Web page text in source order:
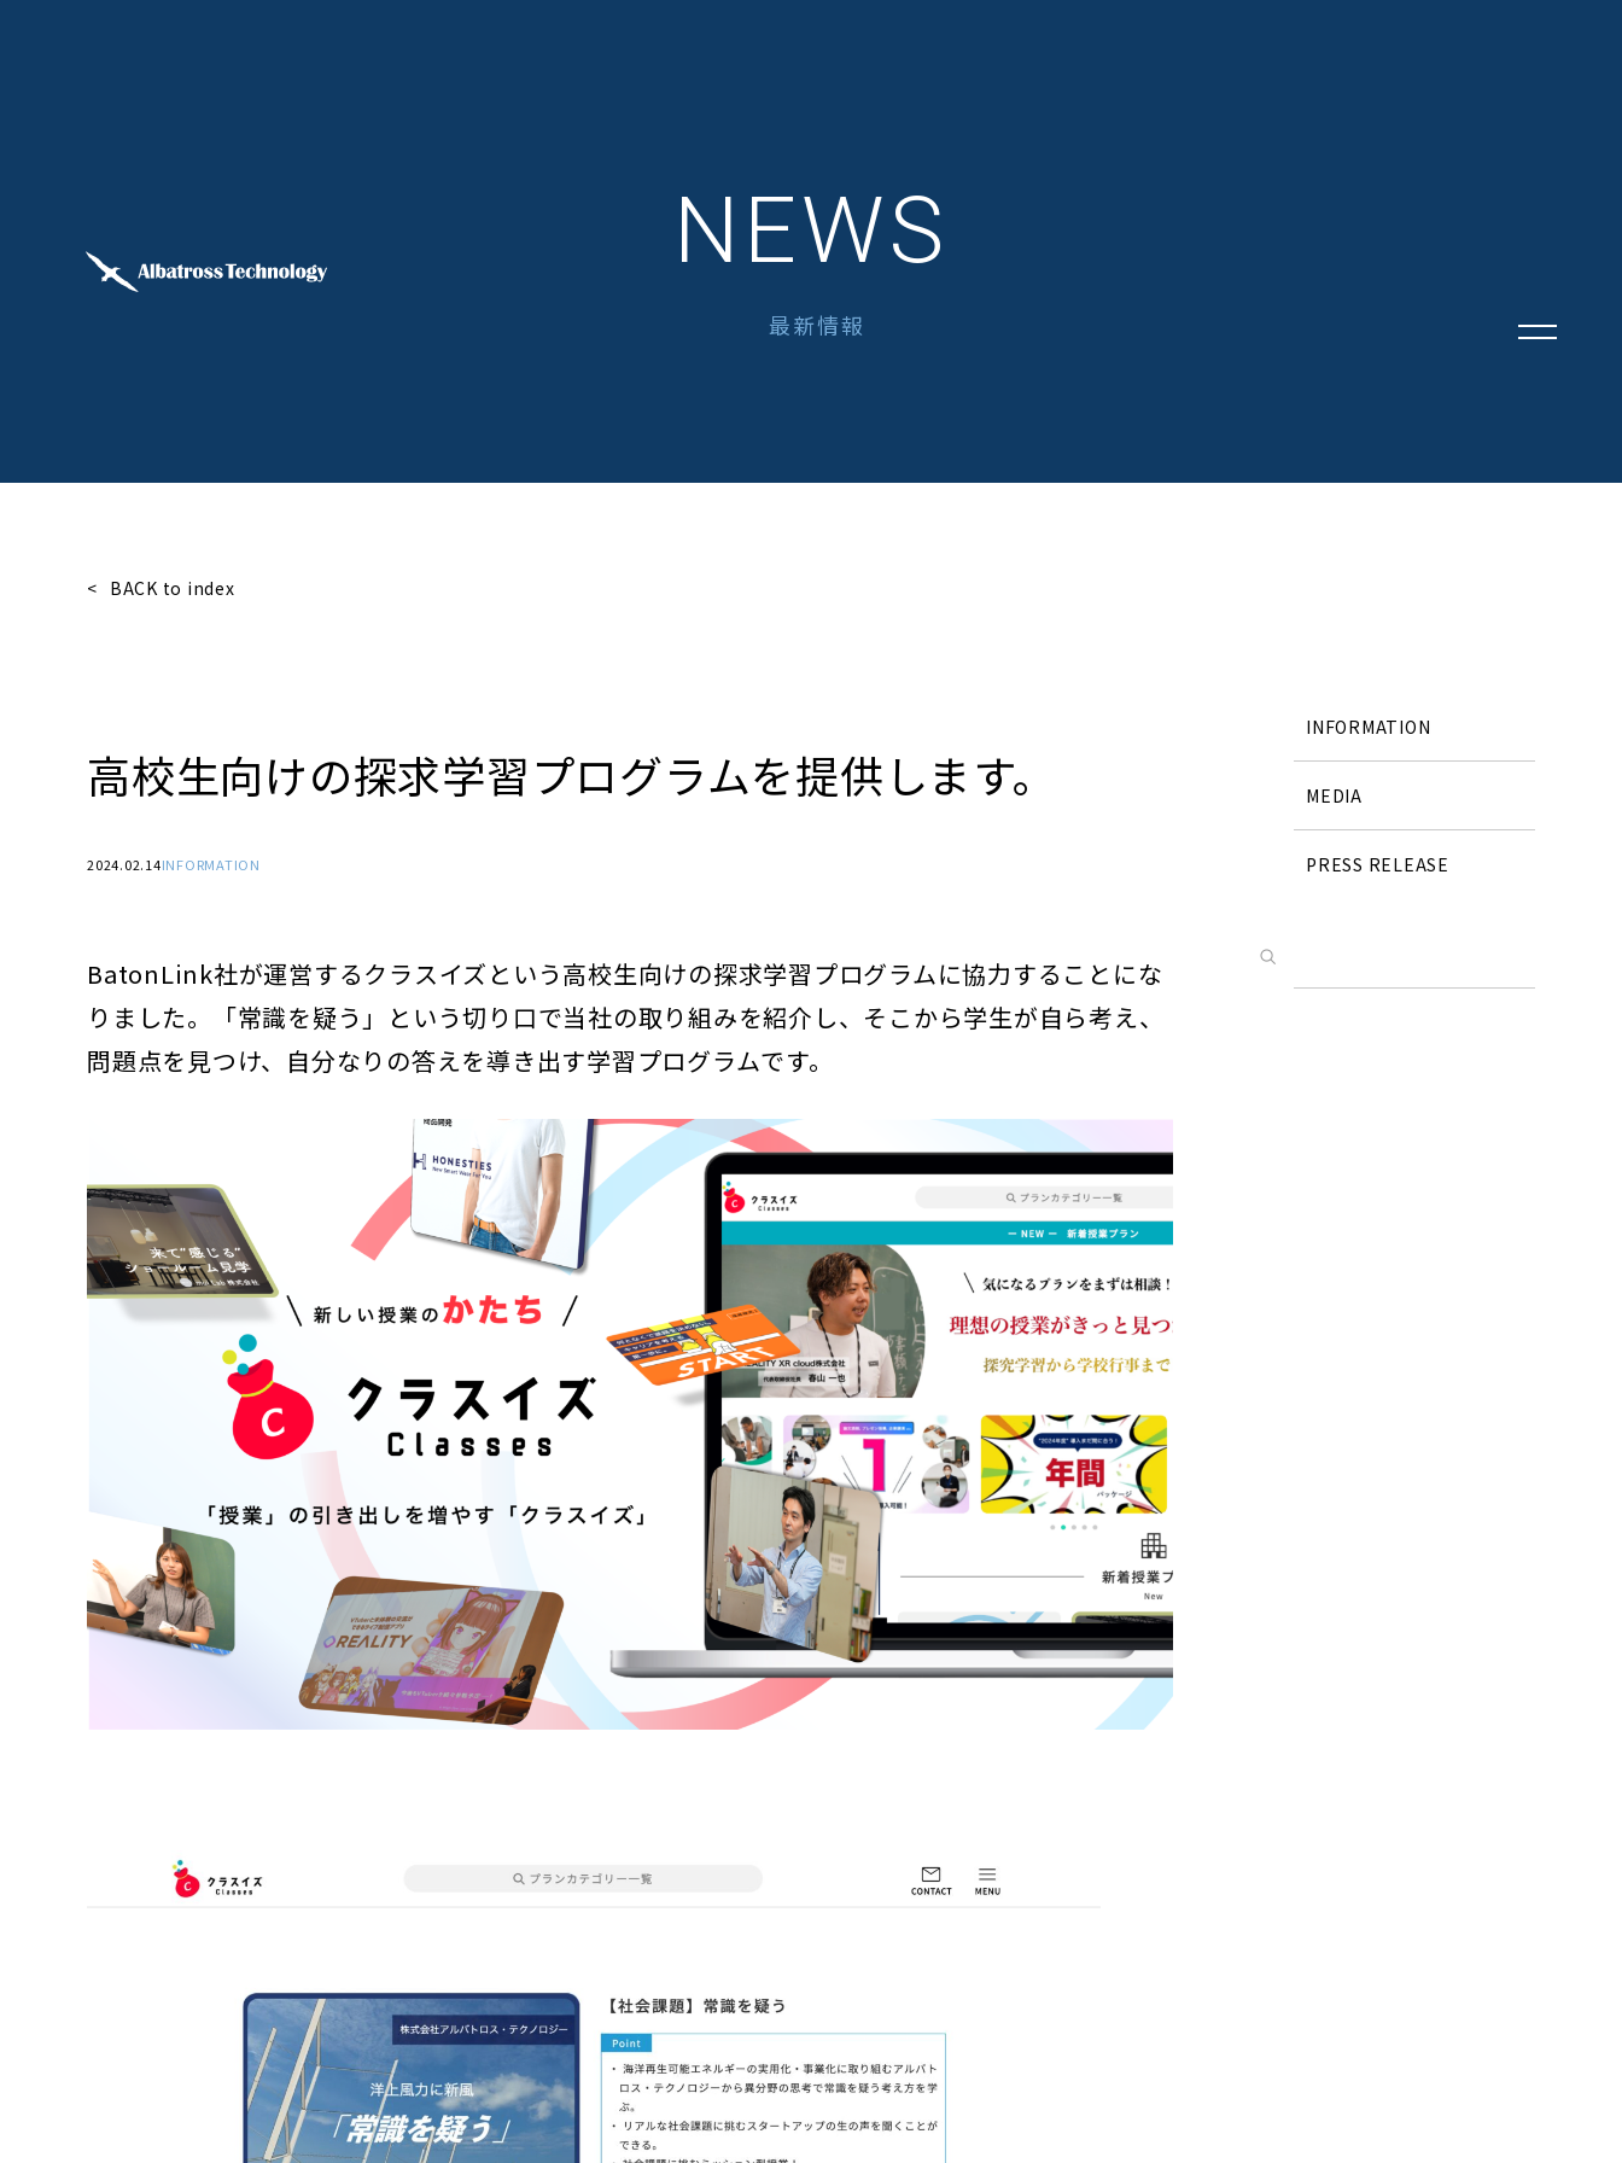
NEWS
最新情報
BACK to index
高校生向けの探求学習プログラムを提供します。
2024.02.14INFORMATION
BatonLink社が運営するクラスイズという高校生向けの探求学習プログラムに協力することにな
りました。「常識を疑う」という切り口で当社の取り組みを紹介し、そこから学生が自ら考え、
問題点を見つけ、自分なりの答えを導き出す学習プログラムです。
INFORMATION
MEDIA
PRESS RELEASE
検索